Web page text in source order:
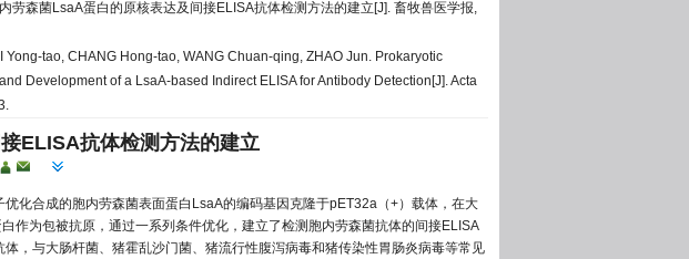
劳森菌LsaA蛋白的原核表达及间接ELISA抗体检测方法的建立[J]. 畜牧兽医学报,
tao, CHANG Hong-tao, WANG Chuan-qing, ZHAO Jun. Prokaryotic
and Development of a LsaA-based Indirect ELISA for Antibody Detection[J]. Acta
ELISA抗体检测方法的建立
优化合成的胞内劳森菌表面蛋白LsaA的编码基因克隆于pET32a（+）载体，在大
作为包被抗原，通过一系列条件优化，建立了检测胞内劳森菌抗体的间接ELISA
，与大肠杆菌、猪霍乱沙门菌、猪流行性腹泻病毒和猪传染性胃肠炎病毒等常见